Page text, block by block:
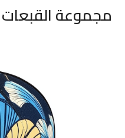
مجموعة القبعات